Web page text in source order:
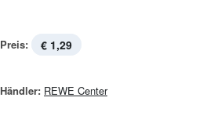
Preis: € 1,29
Händler: REWE Center